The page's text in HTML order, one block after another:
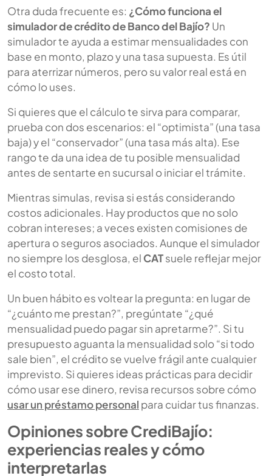
Otra duda frecuente es: ¿Cómo funciona el
simulador de crédito de Banco del Bajío? Un
simulador te ayuda a estimar mensualidades con
base en monto, plazo y una tasa supuesta. Es útil
para aterrizar números, pero su valor real está en
cómo lo uses.
Si quieres que el cálculo te sirva para comparar,
prueba con dos escenarios: el “optimista” (una tasa
baja) y el “conservador” (una tasa más alta). Ese
rango te da una idea de tu posible mensualidad
antes de sentarte en sucursal o iniciar el trámite.
Mientras simulas, revisa si estás considerando
costos adicionales. Hay productos que no solo
cobran intereses; a veces existen comisiones de
apertura o seguros asociados. Aunque el simulador
no siempre los desglosa, el CATsuele reflejar mejor
el costo total.
Un buen hábito es voltear la pregunta: en lugar de
“¿cuánto me prestan?”, pregúntate “¿qué
mensualidad puedo pagar sin apretarme?”. Si tu
presupuesto aguanta la mensualidad solo “si todo
sale bien”, el crédito se vuelve frágil ante cualquier
imprevisto. Si quieres ideas prácticas para decidir
cómo usar ese dinero, revisa recursos sobre cómo
usar un préstamo personal para cuidar tus finanzas.
Opiniones sobre CrediBajío:
experiencias reales y cómo
interpretarlas